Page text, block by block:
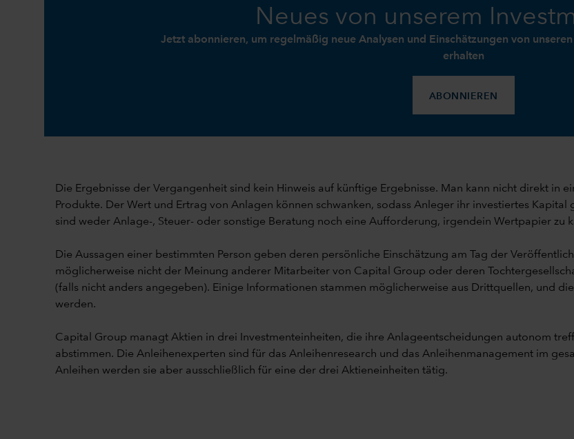
Neues von unserem
Jetzt abonnieren, um regelmäßig neue Analysen und Einschätzungen von
erhalten
ABONNIEREN
Die Ergebnisse der Vergangenheit sind kein Hinweis auf künftige Ergebnisse. Man kann nicht direkt in
Produkte. Der Wert und Ertrag von Anlagen können schwanken, sodass Anleger ihr investiertes
sind weder Anlage-, Steuer- oder sonstige Beratung noch eine Aufforderung, irgendein Wertpapier zu
Die Aussagen einer bestimmten Person geben deren persönliche Einschätzung am Tag der
möglicherweise nicht der Meinung anderer Mitarbeiter von Capital Group oder deren
(falls nicht anders angegeben). Einige Informationen stammen möglicherweise aus Drittquellen, und
werden.
Capital Group managt Aktien in drei Investmenteinheiten, die ihre Anlageentscheidungen autonom
abstimmen. Die Anleihenexperten sind für das Anleihenresearch und das Anleihenmanagement im
Anleihen werden sie aber ausschließlich für eine der drei Aktieneinheiten tätig.